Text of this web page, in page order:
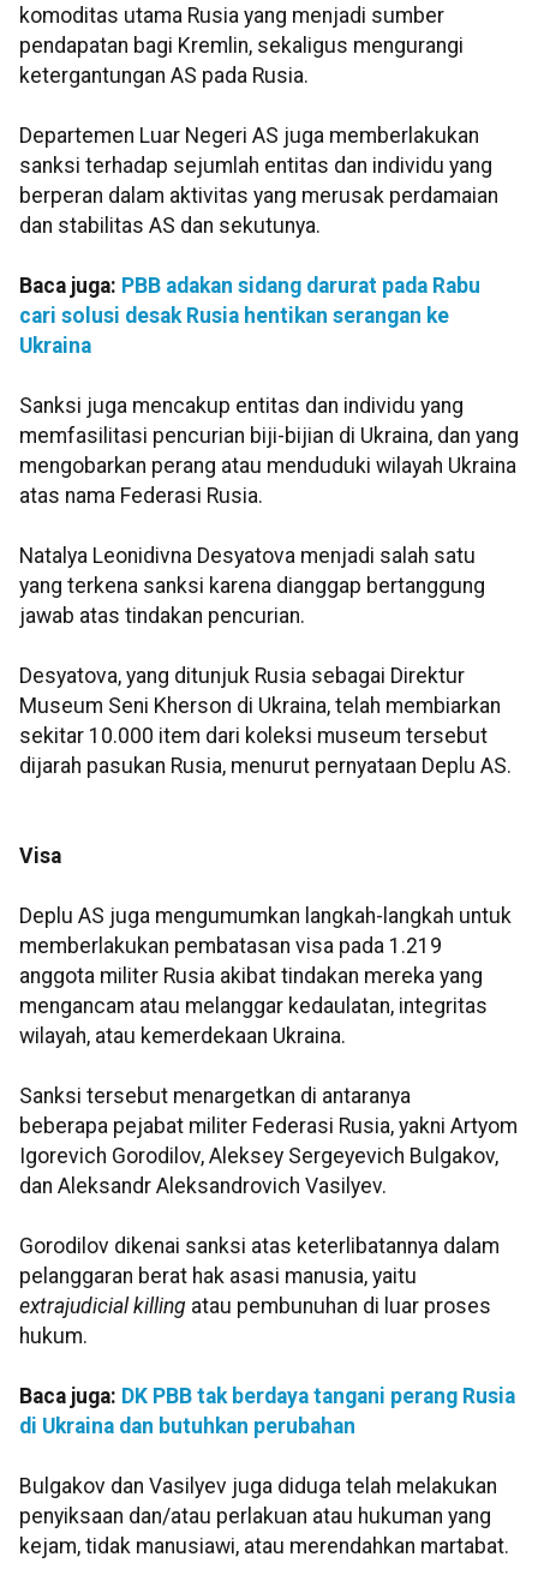
komoditas utama Rusia yang menjadi sumber
pendapatan bagi Kremlin, sekaligus mengurangi
ketergantungan AS pada Rusia.
Departemen Luar Negeri AS juga memberlakukan
sanksi terhadap sejumlah entitas dan individu yang
berperan dalam aktivitas yang merusak perdamaian
dan stabilitas AS dan sekutunya.
Baca juga: PBB adakan sidang darurat pada Rabu
cari solusi desak Rusia hentikan serangan ke
Ukraina
Sanksi juga mencakup entitas dan individu yang
memfasilitasi pencurian biji-bijian di Ukraina, dan yang
mengobarkan perang atau menduduki wilayah Ukraina
atas nama Federasi Rusia.
Natalya Leonidivna Desyatova menjadi salah satu
yang terkena sanksi karena dianggap bertanggung
jawab atas tindakan pencurian.
Desyatova, yang ditunjuk Rusia sebagai Direktur
Museum Seni Kherson di Ukraina, telah membiarkan
sekitar 10.000 item dari koleksi museum tersebut
dijarah pasukan Rusia, menurut pernyataan Deplu AS.
Visa
Deplu AS juga mengumumkan langkah-langkah untuk
memberlakukan pembatasan visa pada 1.219
anggota militer Rusia akibat tindakan mereka yang
mengancam atau melanggar kedaulatan, integritas
wilayah, atau kemerdekaan Ukraina.
Sanksi tersebut menargetkan di antaranya
beberapa pejabat militer Federasi Rusia, yakni Artyom
Igorevich Gorodilov, Aleksey Sergeyevich Bulgakov,
dan Aleksandr Aleksandrovich Vasilyev.
Gorodilov dikenai sanksi atas keterlibatannya dalam
pelanggaran berat hak asasi manusia, yaitu
extrajudicial killing atau pembunuhan di luar proses
hukum.
Baca juga: DK PBB tak berdaya tangani perang Rusia
di Ukraina dan butuhkan perubahan
Bulgakov dan Vasilyev juga diduga telah melakukan
penyiksaan dan/atau perlakuan atau hukuman yang
kejam, tidak manusiawi, atau merendahkan martabat.